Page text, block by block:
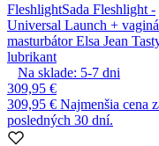
FleshlightSada Fleshlight -
Universal Launch +
masturbátor Elsa Jean
lubrikant
Na sklade: 5-7 dni
309,95 €
309,95 € Najmenšia cena
posledných 30 dní.